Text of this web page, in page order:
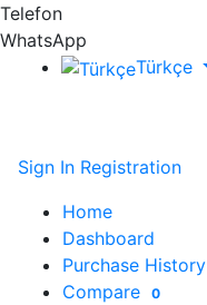
Telefon
WhatsApp
Türkçe
Sign In Registration
Home
Dashboard
Purchase History
Compare
0